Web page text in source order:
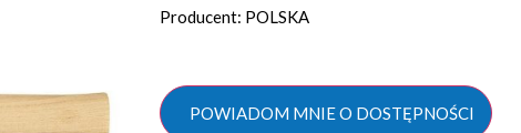
Producent: POLSKA
POWIADOM MNIE O DOSTĘPNOŚCI